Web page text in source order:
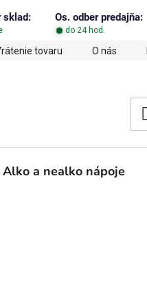
sklad: Os. odber predajňa:
do 24 hod.
tovaru O nás
Alko a nealko nápoje